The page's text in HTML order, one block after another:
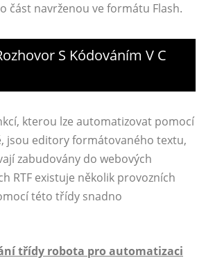
část navrženou ve formátu Flash.
S Kódováním V C
kterou lze automatizovat pomocí
jsou editory formátovaného textu,
zabudovány do webových
RTF existuje několik provozních
této třídy snadno
třídy robota pro automatizaci